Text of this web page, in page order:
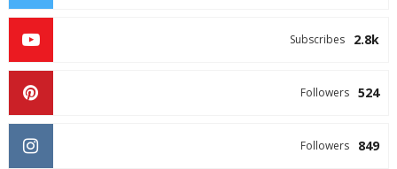
2.8k
Subscribes
524
Followers
849
Followers